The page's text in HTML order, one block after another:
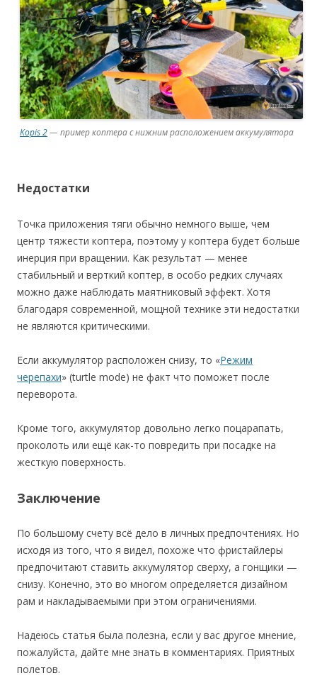
Kopis 2— пример коптера с нижним расположением аккумулятора
Недостатки
Точка приложения тяги обычно немного выше, чем
центр тяжести коптера, поэтому у коптера будет больше
инерция при вращении. Как результат — менее
стабильный и верткий коптер, в особо редких случаях
можно даже наблюдать маятниковый эффект. Хотя
благодаря современной, мощной технике эти недостатки
не являются критическими.
Если аккумулятор расположен снизу, то «Режим
черепахи» (turtle mode) не факт что поможет после
переворота.
Кроме того, аккумулятор довольно легко поцарапать,
проколоть или ещё как-то повредить при посадке на
жесткую поверхность.
Заключение
По большому счету всё дело в личных предпочтениях. Но
исходя из того, что я видел, похоже что фристайлеры
предпочитают ставить аккумулятор сверху, а гонщики —
снизу. Конечно, это во многом определяется дизайном
рам и накладываемыми при этом ограничениями.
Надеюсь статья была полезна, если у вас другое мнение,
пожалуйста, дайте мне знать в комментариях. Приятных
полетов.